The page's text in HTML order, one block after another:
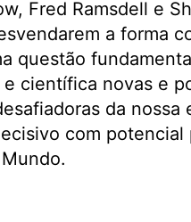
Fred Ramsdell e
a forma
questão
científica novas e
da
com potencial